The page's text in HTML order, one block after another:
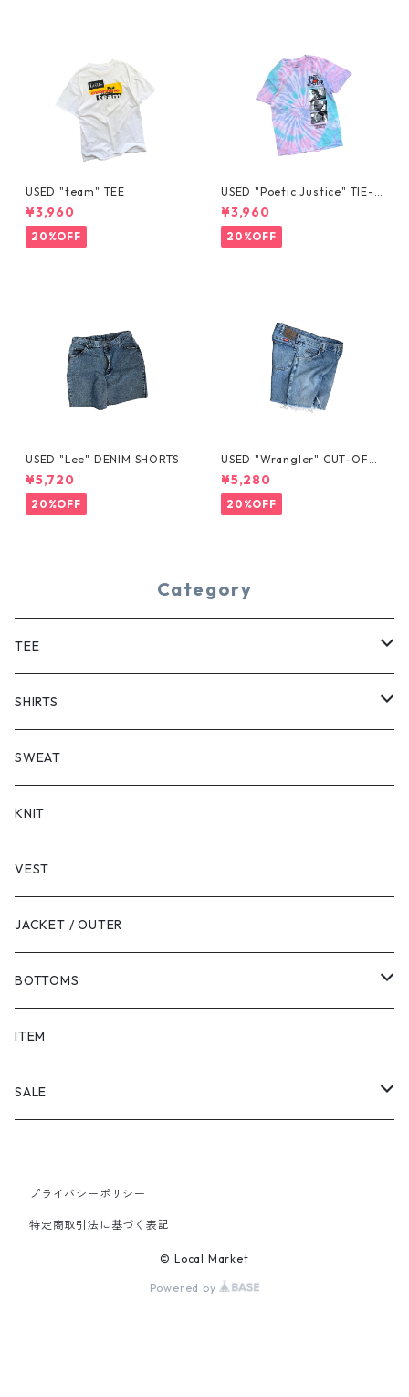
USED "team" TEE
¥3,960
20%OFF
USED "Poetic Justice" TIE-D
YE TEE
¥3,960
20%OFF
USED "Lee" DENIM SHORTS
¥5,720
20%OFF
USED "Wrangler" CUT-OFF
DENIM SHORTS
¥5,280
20%OFF
Category
TEE
SHORT SLEEVE
LONG SLEEVE
SHIRTS
SHORT SLEEVE
LONG SLEEVE
SWEAT
KNIT
VEST
JACKET / OUTER
BOTTOMS
SHORTS
PANTS
ITEM
SALE
PANTS
プライバシーポリシー
特定商取引法に基づく表記
© Local Market
Powered by